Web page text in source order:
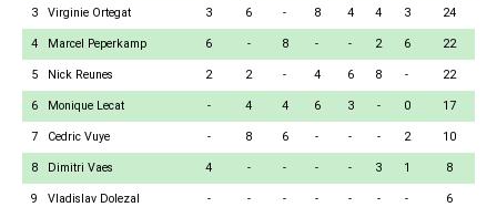
3 Virginie Ortegat 3 6 - 8 4 4 3 24
4 Marcel Peperkamp 6 - 8 - - 2 6 22
5 Nick Reunes 2 2 - 4 6 8 - 22
6 Monique Lecat - 4 4 6 3 - 0 17
7 Cedric Vuye - 8 6 - - - 2 10
8 Dimitri Vaes 4 - - - - 3 1 8
9 Vladislav Dolezal - - - - - - - 6